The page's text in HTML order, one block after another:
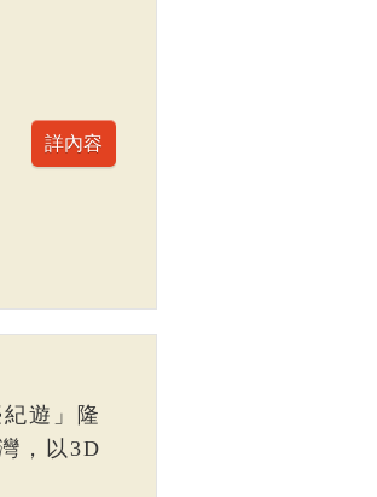
遊」隆
，以3D